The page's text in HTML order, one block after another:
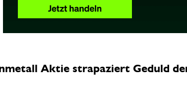
Aktie strapaziert Geduld